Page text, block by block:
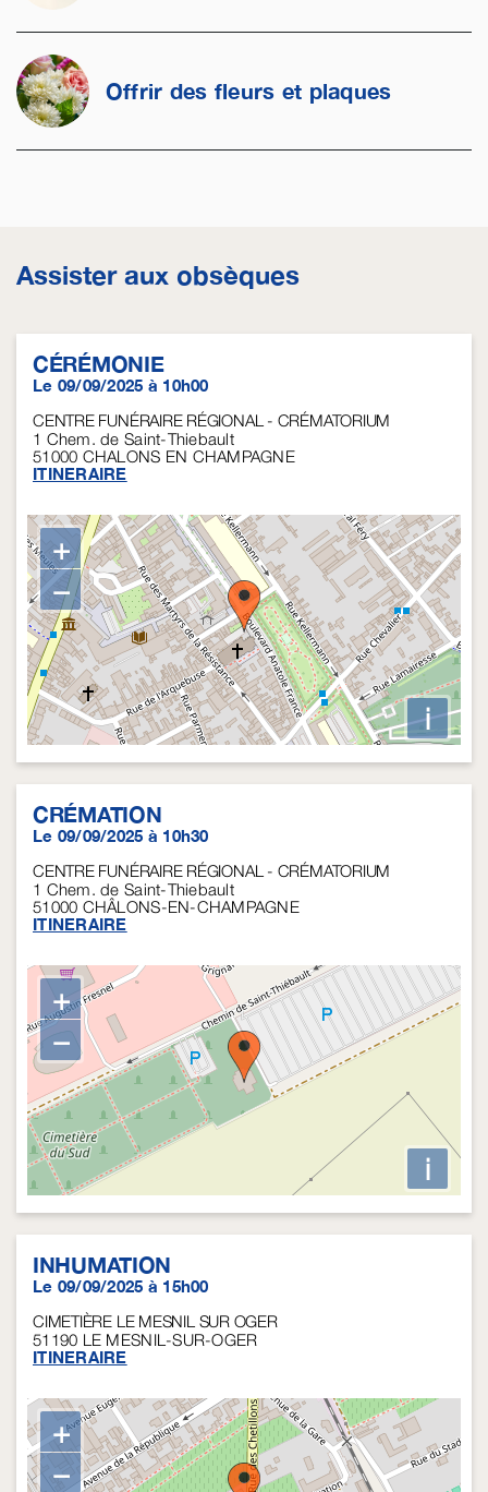
Offrir des fleurs et plaques
Assister aux obsèques
CÉRÉMONIE
Le 09/09/2025 à 10h00
CENTRE FUNÉRAIRE RÉGIONAL - CRÉMATORIUM
1 Chem. de Saint-Thiebault
51000 CHALONS EN CHAMPAGNE
ITINERAIRE
+
−
i
CRÉMATION
Le 09/09/2025 à 10h30
CENTRE FUNÉRAIRE RÉGIONAL - CRÉMATORIUM
1 Chem. de Saint-Thiebault
51000 CHÂLONS-EN-CHAMPAGNE
ITINERAIRE
+
−
i
INHUMATION
Le 09/09/2025 à 15h00
CIMETIÈRE LE MESNIL SUR OGER
51190 LE MESNIL-SUR-OGER
ITINERAIRE
+
−